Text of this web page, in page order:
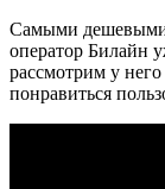
Самыми дешевыми
оператор Билайн
рассмотрим у
понравиться